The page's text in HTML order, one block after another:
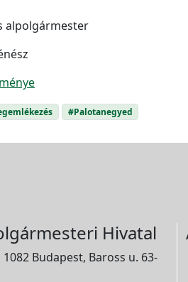
alpolgármester
#Palotanegyed
Hivatal
1082 Budapest, Baross u. 63-